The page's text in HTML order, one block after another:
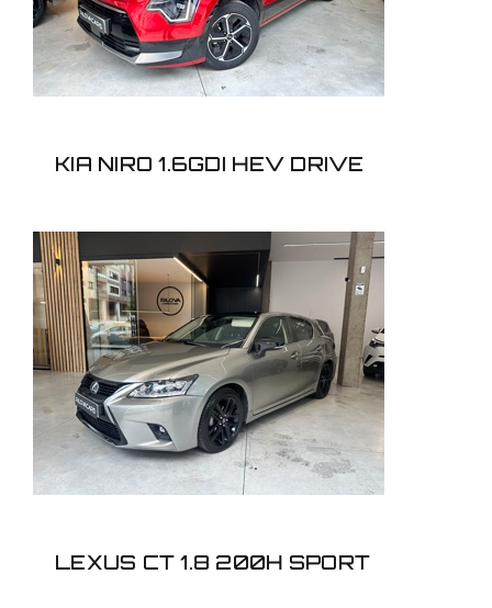
KIA NIRO 1.6GDI HEV DRIVE
LEXUS CT 1.8 200H
SPORT
LEXUS CT 1.8 200H SPORT